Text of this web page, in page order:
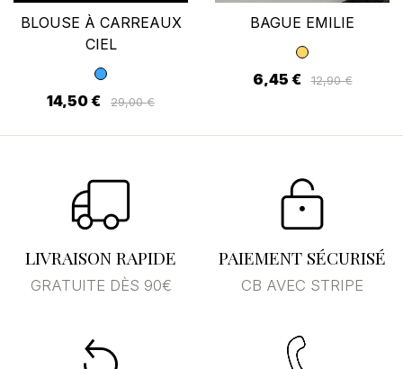
BLOUSE À CARREAUX
CIEL
14,50 € 29,00 €
BAGUE EMILIE
6,45 € 12,90 €
LIVRAISON RAPIDE
GRATUITE DÈS 90€
PAIEMENT SÉCURISÉ
CB AVEC STRIPE